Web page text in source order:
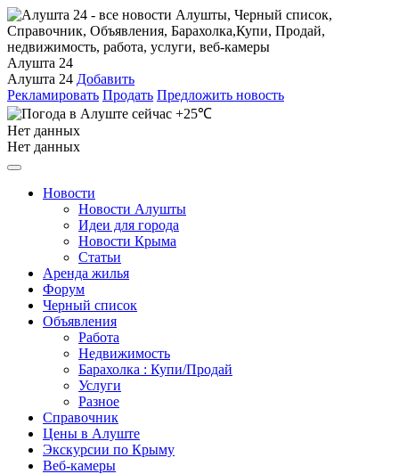
Алушта 24
Алушта 24 Добавить
Рекламировать Продать Предложить новость
+25℃
Нет данных
Нет данных
Новости
Новости Алушты
Идеи для города
Новости Крыма
Статьи
Аренда жилья
Форум
Черный список
Объявления
Работа
Недвижимость
Барахолка : Купи/Продай
Услуги
Разное
Справочник
Цены в Алуште
Экскурсии по Крыму
Веб-камеры